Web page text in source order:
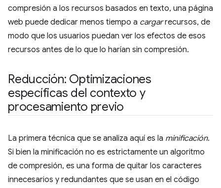
compresión a los recursos basados en texto, una página
web puede dedicar menos tiempo a cargarrecursos, de
modo que los usuarios puedan ver los efectos de esos
recursos antes de lo que lo harían sin compresión.
Reducción: Optimizaciones
específicas del contexto y
procesamiento previo
La primera técnica que se analiza aquí es la minificación.
Si bien la minificación no es estrictamente un algoritmo
de compresión, es una forma de quitar los caracteres
innecesarios y redundantes que se usan en el código